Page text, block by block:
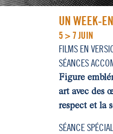
UN WEEK-
5 > 7 JUIN
FILMS EN
SÉANCES
Figure
art avec des
respect et la
SÉANCE